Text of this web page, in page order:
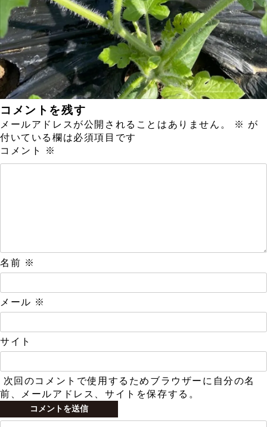
コメントを残す
メールアドレスが公開されることはありません。 ※ が
付いている欄は必須項目です
コメント
※
名前 ※
メール ※
サイト
次回のコメントで使用するためブラウザーに自分の名
前、メールアドレス、サイトを保存する。
検